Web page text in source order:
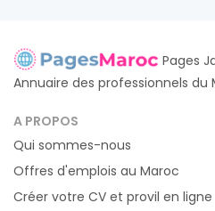
Pages
Annuaire des professionnels du
A PROPOS
Qui sommes-nous
Offres d'emplois au Maroc
Créer votre CV et provil en ligne